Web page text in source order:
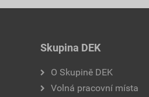
Skupina DEK
O Skupině DEK
Volná pracovní místa